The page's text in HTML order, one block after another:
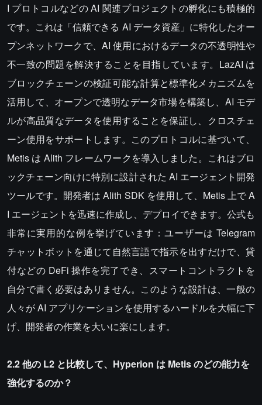
I プロトコルなどの AI 関連プロジェクトの孵化にも積極的
です。これは「信頼できる AI データ資産」に特化したオー
プンネットワークで、AI 使用におけるデータの不透明性や
不一致の問題を解決することを目指しています。LazAI は
ブロックチェーンの検証可能な計算と標準化メカニズムを
活用して、オープンで透明なデータ市場を構築し、AI モデ
ルが高品質なデータを使用することを保証し、クロスチェ
ーン使用をサポートします。このプロトコルに基づいて、
Metis は Alith フレームワークを導入しました。これはブロ
ックチェーン向けに特別に設計された AI エージェント開発
ツールです。開発者は Alith SDK を使用して、Metis 上で A
I エージェントを迅速に作成し、デプロイできます。公式も
非常に実用的な例を挙げています：ユーザーは Telegram
チャットボットを通じて自然言語で指示を出すだけで、貸
付などの DeFi 操作を完了でき、スマートコントラクトを
自分で書く必要はありません。このような設計は、一般の
人々が AI アプリケーションを使用するハードルを大幅に下
げ、開発者の作業を大いに楽にします。
2.2 他の L2 と比較して、Hyperion は Metis のどの能力を
強化するのか？